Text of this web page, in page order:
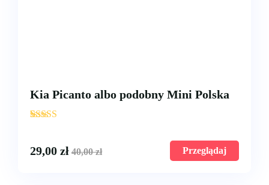
Kia Picanto albo podobny Mini Polska
'
29,00 zł 40,00zł Przeglądaj